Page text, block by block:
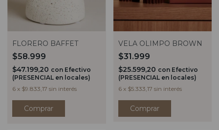
FLORERO BAFFET
$58.999
$47.199,20 con Efectivo
(PRESENCIAL en locales)
6 x $9.833,17 sin interés
VELA OLIMPO BROWN
$31.999
$25.599,20 con Efectivo
(PRESENCIAL en locales)
6 x $5.333,17 sin interés
Comprar